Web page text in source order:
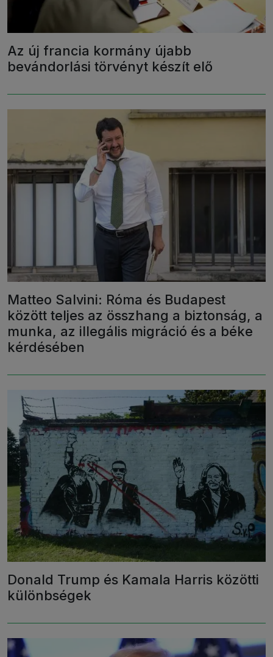
Az új francia kormány újabb
bevándorlási törvényt készít elő
Matteo Salvini: Róma és Budapest
között teljes az összhang a biztonság, a
munka, az illegális migráció és a béke
kérdésében
Donald Trump és Kamala Harris közötti
különbségek